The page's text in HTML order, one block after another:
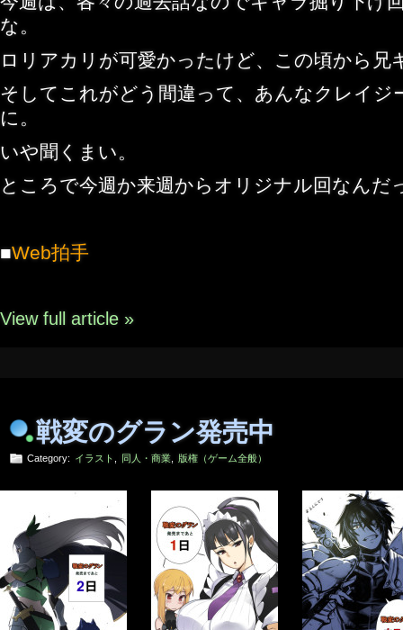
な。
ロリアカリが可愛かったけど、この頃から兄
そしてこれがどう間違って、あんなクレイジ
に。
いや聞くまい。
ところで今週か来週からオリジナル回なんだ
■Web拍手
View full article »
戦変のグラン発売中
Category: イラスト 同人・商業 版権（ゲーム全般）